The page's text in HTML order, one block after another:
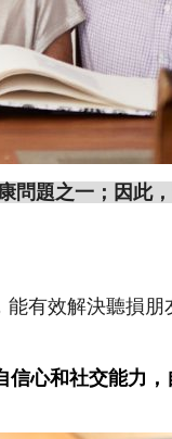
題之一；因此
有效解決聽損
信心和社交能力，